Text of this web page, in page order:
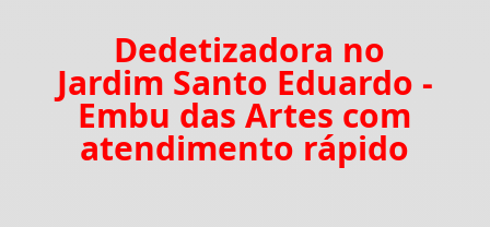
Dedetizadora no
Jardim Santo Eduardo -
Embu das Artes com
atendimento rápido